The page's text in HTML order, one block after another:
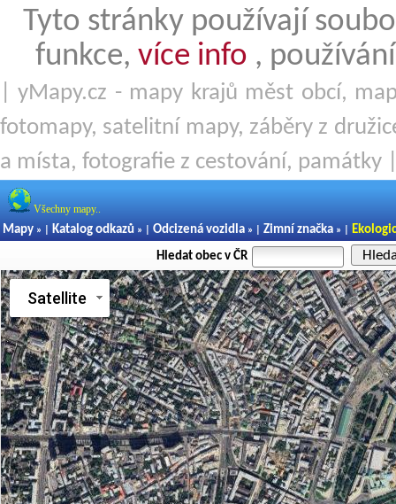
Tyto stránky používají
funkce, více info ,
| yMapy.cz - mapy krajů měst obcí,
fotomapy, satelitní mapy, záběry z
a místa, fotografie z cestování, památky
Všechny mapy..
Mapy » | Katalog odkazů » | Odcizená vozidla » | Zimní značka » |
Hledat obec v ČR
Satellite